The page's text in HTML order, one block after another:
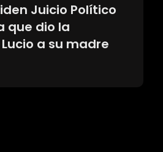
Juicio Político
que dio la
a su madre